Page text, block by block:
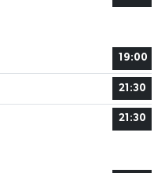
19:00
21:30
21:30